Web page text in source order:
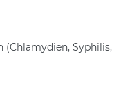
(Chlamydien, Syphilis,